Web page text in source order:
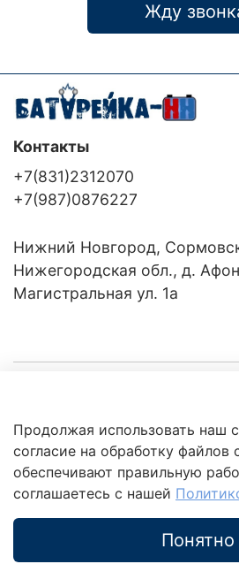
Жду
Клиентам
Это интересно
Контакты
+7(831)2312070
+7(987)0876227
Нижний Новгород,
Нижегородская обл., д.
Магистральная ул. 1а
Продолжая использовать наш
согласие на обработку файлов
обеспечивают правильную
соглашаетесь с нашей
Понятно